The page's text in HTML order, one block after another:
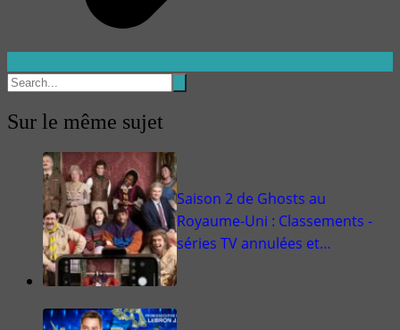
Sur le même sujet
Saison 2 de Ghosts au
Royaume-Uni : Classements -
séries TV annulées et…